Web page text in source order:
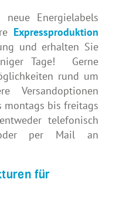
Energielabels
Expressproduktion
und erhalten Sie
Tage! Gerne
rund um
Versandoptionen
montags bis freitags
telefonisch
per Mail an
für